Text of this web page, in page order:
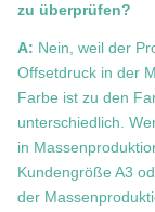
zu überprüfen?
A: Nein, weil der
Offsetdruck in der
Farbe ist zu den
unterschiedlich.
in
Kundengröße A3
der